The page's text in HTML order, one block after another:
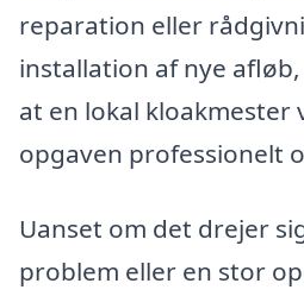
reparation eller
installation af nye
at en lokal kloakmester
opgaven professionelt
Uanset om det drejer
problem eller en stor